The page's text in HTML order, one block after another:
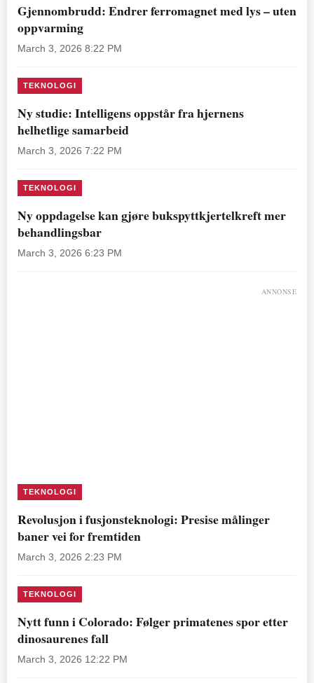
Gjennombrudd: Endrer ferromagnet med lys – uten
oppvarming
March 3, 2026 8:22 PM
TEKNOLOGI
Ny studie: Intelligens oppstår fra hjernens
helhetlige samarbeid
March 3, 2026 7:22 PM
TEKNOLOGI
Ny oppdagelse kan gjøre bukspyttkjertelkreft mer
behandlingsbar
March 3, 2026 6:23 PM
ANNONSE
TEKNOLOGI
Revolusjon i fusjonsteknologi: Presise målinger
baner vei for fremtiden
March 3, 2026 2:23 PM
TEKNOLOGI
Nytt funn i Colorado: Følger primatenes spor etter
dinosaurenes fall
March 3, 2026 12:22 PM